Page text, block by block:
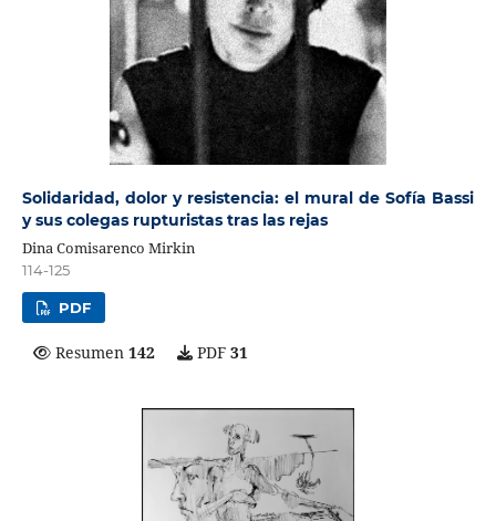
Solidaridad, dolor y resistencia: el mural de Sofía Bassi
y sus colegas rupturistas tras las rejas
Dina Comisarenco Mirkin
114-125
PDF
Resumen 142 PDF 31